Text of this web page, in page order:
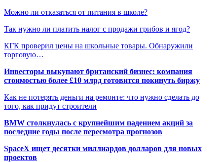
Можно ли отказаться от питания в школе?
Так нужно ли платить налог с продажи грибов и ягод?
КГК проверил цены на школьные товары. Обнаружили
торговую…
Инвесторы выкупают британский бизнес: компания
стоимостью более £10 млрд готовится покинуть биржу
Как не потерять деньги на ремонте: что нужно сделать до
того, как придут строители
BMW столкнулась с крупнейшим падением акций за
последние годы после пересмотра прогнозов
SpaceX ищет десятки миллиардов долларов для новых
проектов